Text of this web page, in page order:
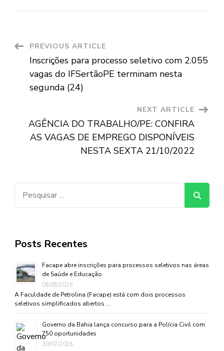
Post
Navigation
PREVIOUS ARTICLE
Inscrições para processo seletivo com 2.055
vagas do IFSertãoPE terminam nesta
segunda (24)
NEXT ARTICLE
AGÊNCIA DO TRABALHO/PE: CONFIRA
AS VAGAS DE EMPREGO DISPONÍVEIS
NESTA SEXTA 21/10/2022
Posts Recentes
Facape abre inscrições para processos seletivos nas áreas
de Saúde e Educação
06/08/2026
A Faculdade de Petrolina (Facape) está com dois processos
seletivos simplificados abertos …
Governo da Bahia lança concurso para a Polícia Civil com
750 oportunidades
30/07/2026